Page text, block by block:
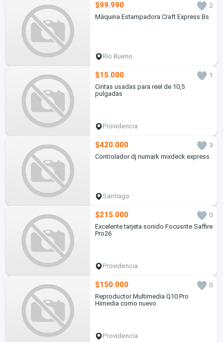
$99.990
2
Máquina Estampadora Craft Express Bs
Río Bueno
$15.000
1
Cintas usadas para reel de 10,5
pulgadas
Providencia
$420.000
3
Controlador dj numark mixdeck express
Santiago
$215.000
0
Excelente tarjeta sonido Focusrite Saffire
Pro26
Providencia
$150.000
0
Reproductor Multimedia Q10 Pro
Himedia como nuevo
Providencia